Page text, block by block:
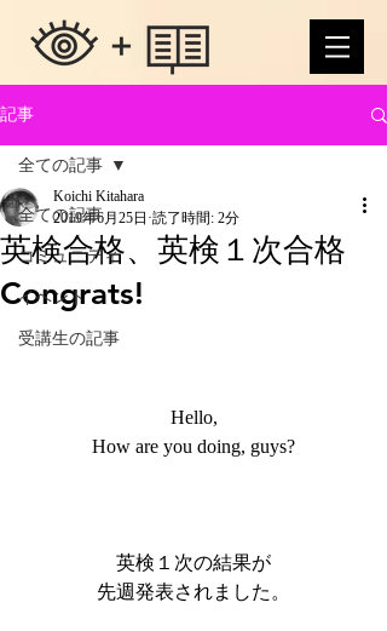
記事
全ての記事
コミュニティ
イベント
受講生の記事
全ての記事
英検合格、英検１次合格
Congrats!
Koichi Kitahara
2019年6月25日 読了時間: 2分
Hello,
How are you doing, guys?
英検１次の結果が
先週発表されました。